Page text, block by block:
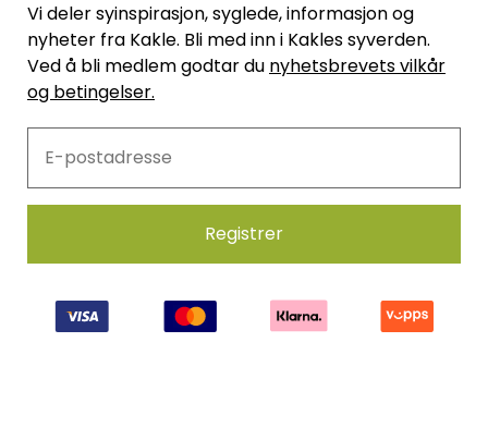
Vi deler syinspirasjon, syglede, informasjon og
nyheter fra Kakle. Bli med inn i Kakles syverden.
Ved å bli medlem godtar du nyhetsbrevets vilkår
og betingelser.